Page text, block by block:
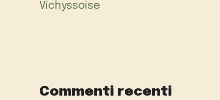
Vichyssoise
Commenti recenti